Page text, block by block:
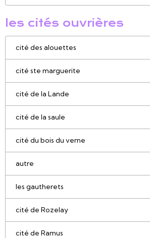
les cités ouvrières
cité des alouettes
cité ste marguerite
cité de la Lande
cité de la saule
cité du bois du verne
autre
les gautherets
cité de Rozelay
cité de Ramus